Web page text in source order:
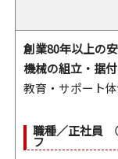
創業80年以上の
機械の組立・据
教育・サポート
職種／正社員
フ